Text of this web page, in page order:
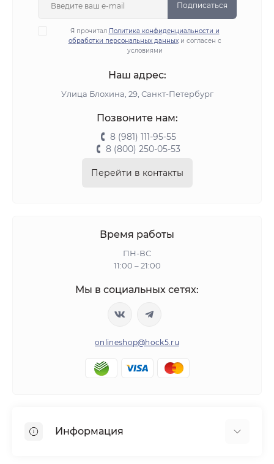
Подписаться
Я прочитал Политика конфиденциальности и
обработки персональных данныхи согласен с
условиями
Наш адрес:
Улица Блохина, 29, Санкт-Петербург
Позвоните нам:
8 (981) 111-95-55
8 (800) 250-05-53
Перейти в контакты
Время работы
ПН-ВС
11:00 – 21:00
Мы в социальных сетях:
onlineshop@hock5.ru
Информация